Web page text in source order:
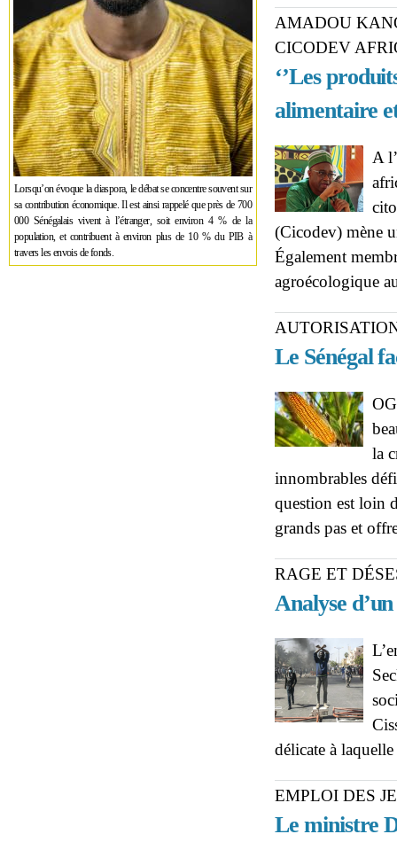
Lorsqu’on évoque la diaspora, le débat se concentre souvent sur
sa contribution économique. Il est ainsi rappelé que près de 700
000 Sénégalais vivent à l’étranger, soit environ 4 % de la
population, et contribuent à environ plus de 10 % du PIB à
travers les envois de fonds.
AMADOU
CICODEV
‘’Les
alimentaire
A
(Cicodev) mène
Également
agroécologique
Le Sénégal
la
innombrables
question est loin
grands pas et
RAGE ET
Analyse
délicate à
EMPLOI DES
Le ministre